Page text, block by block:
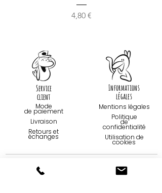
Prix
4,80 €
Service
client
Mode
de paiement
Livraison
Retours et
échanges
Informations
légales
Mentions légales
Politique
de
confidentialité
Utilisation de
cookies